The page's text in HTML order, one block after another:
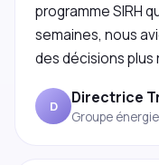
programme SIRH
semaines, nous
des décisions plus
D Directrice
Groupe énergie